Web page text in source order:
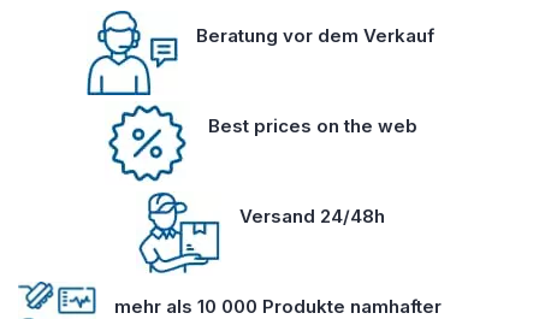
Beratung vor dem Verkauf
Best prices on the web
Versand 24/48h
mehr als 10 000 Produkte namhafter